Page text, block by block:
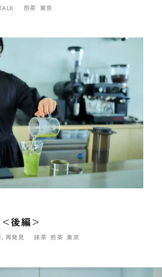
煎茶 東京
後編＞
再発見 抹茶 煎茶 東京